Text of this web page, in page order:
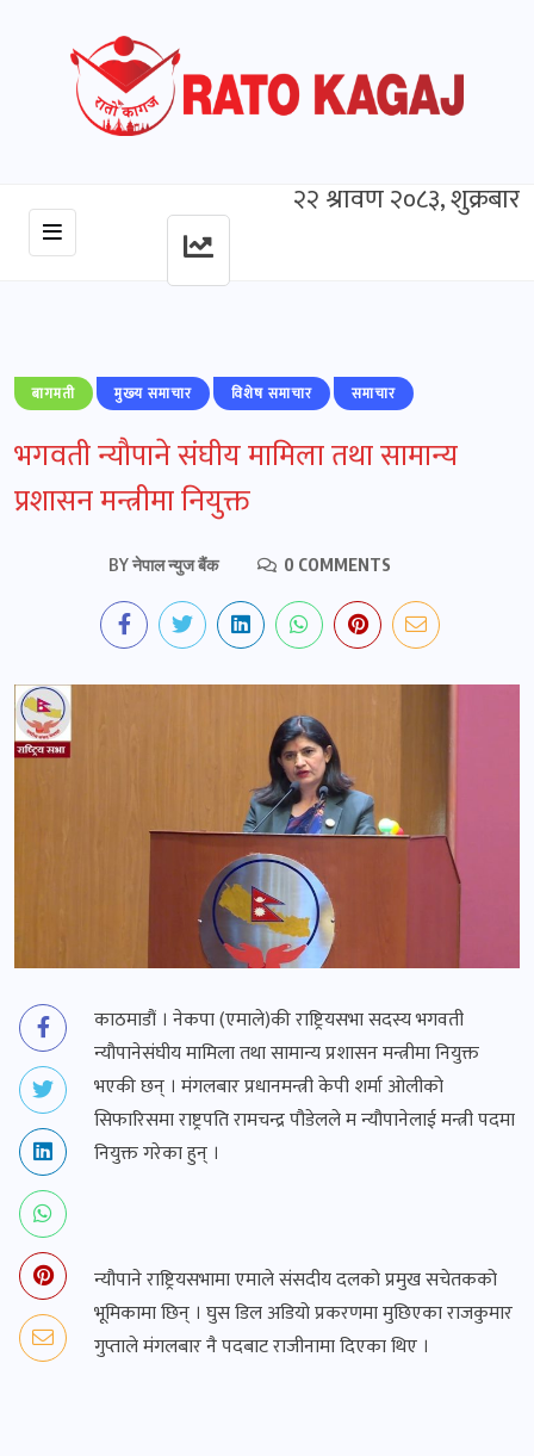
२२ श्रावण २०८३, शुक्रबार
बागमती मुख्‍य समाचार विशेष समाचार समाचार
भगवती न्यौपाने संघीय मामिला तथा सामान्य
प्रशासन मन्त्रीमा नियुक्त
BYनेपाल न्युज बैंक 0 COMMENTS
काठमाडौं । नेकपा (एमाले)की राष्ट्रियसभा सदस्य भगवती
न्यौपानेसंघीय मामिला तथा सामान्य प्रशासन मन्त्रीमा नियुक्त
भएकी छन् । मंगलबार प्रधानमन्त्री केपी शर्मा ओलीको
सिफारिसमा राष्ट्रपति रामचन्द्र पौडेलले म न्यौपानेलाई मन्त्री पदमा
नियुक्त गरेका हुन् ।
न्यौपाने राष्ट्रियसभामा एमाले संसदीय दलको प्रमुख सचेतकको
भूमिकामा छिन् । घुस डिल अडियो प्रकरणमा मुछिएका राजकुमार
गुप्ताले मंगलबार नै पदबाट राजीनामा दिएका थिए ।